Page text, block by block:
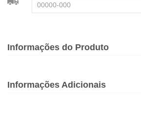
Informações do Produto
Informações Adicionais